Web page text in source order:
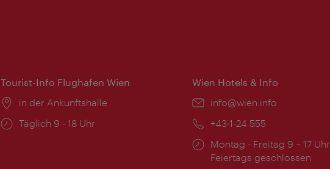
Tourist-Info Flughafen Wien
Ort:
in der Ankunftshalle
Öffnungszeiten:
Täglich 9 - 18 Uhr
Wien Hotels & Info
Email:
info@wien.info
Telefon:
+43-1-24 555
Öffnungszeiten:
Montag - Freitag 9 – 17 Uhr
Feiertags geschlossen